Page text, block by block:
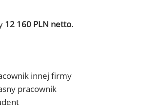
12 160 PLN netto.
innej firmy
pracownik